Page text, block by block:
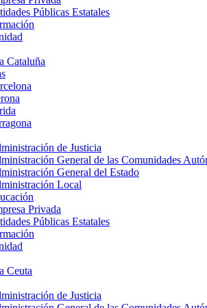
Públicas Estatales
Cataluña
de Justicia
General de las Comunidades
General del Estado
Local
Privada
Públicas Estatales
Ceuta
de Justicia